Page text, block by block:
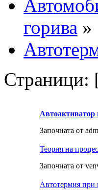
горива »
Страници:
Автоактиватор
Започната от
Теория на
Започната от
Автотермия при